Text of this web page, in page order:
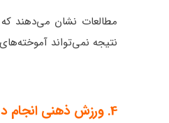
مطالعات نشان می‌دهند
نتیجه نمی‌تواند
4. ورزش ذهنی انجام دهید